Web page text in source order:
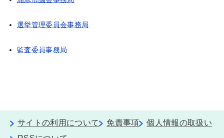
選挙管理委員会事務局
監査委員事務局
サイトの利用について 免責事項
個人情報の取扱い